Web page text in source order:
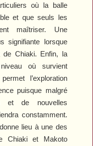
où la balle
et que seuls les
maîtriser. Une
signifiante lorsque
de Chiaki. Enfin, la
où survient
l’exploration
puisque malgré
et de nouvelles
constamment.
lieu à une des
Chiaki et Makoto